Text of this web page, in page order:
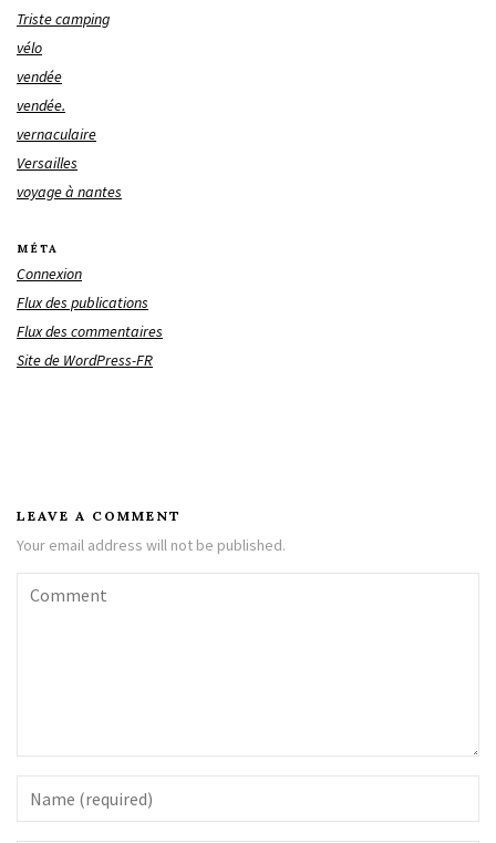
Triste camping
vélo
vendée
vendée.
vernaculaire
Versailles
voyage à nantes
MÉTA
Connexion
Flux des publications
Flux des commentaires
Site de WordPress-FR
LEAVE A COMMENT
Your email address will not be published.